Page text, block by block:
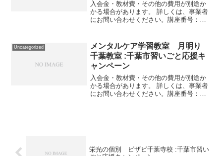
入会金・教材費・その他の費用が別途か
かる場合があります。 詳しくは、事業者
にお問い合わせください。講座番号：
2022/03/31ワード・エクセル...
Uncategorized
メンタルケア学習教室 月明り
千葉教室 :千葉市習いごと応援キ
ャンペーン
入会金・教材費・その他の費用が別途か
かる場合があります。 詳しくは、事業者
にお問い合わせください。講座番号：
栄光の個別 ビザビ千葉寺校 :千葉市習い